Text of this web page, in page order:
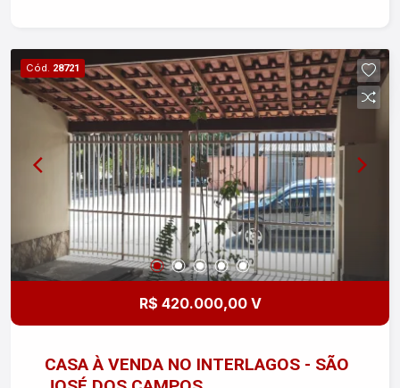
Cód. 28721
R$ 420.000,00 V
CASA À VENDA NO INTERLAGOS - SÃO